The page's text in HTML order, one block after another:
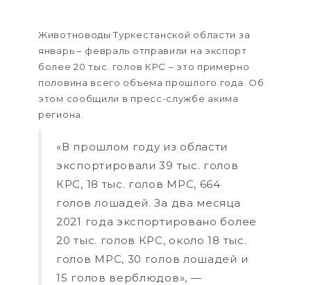
Животноводы Туркестанской области за
январь – февраль отправили на экспорт
более 20 тыс. голов КРС – это примерно
половина всего объема прошлого года. Об
этом сообщили в пресс-службе акима
региона.
«В прошлом году из области
экспортировали 39 тыс. голов
КРС, 18 тыс. голов МРС, 664
голов лошадей. За два месяца
2021 года экспортировано более
20 тыс. голов КРС, около 18 тыс.
голов МРС, 30 голов лошадей и
15 голов верблюдов», —